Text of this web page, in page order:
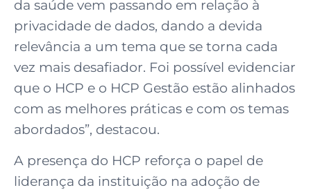
da saúde vem passando em relação à
privacidade de dados, dando a devida
relevância a um tema que se torna cada
vez mais desafiador. Foi possível evidenciar
que o HCP e o HCP Gestão estão alinhados
com as melhores práticas e com os temas
abordados”, destacou.
A presença do HCP reforça o papel de
liderança da instituição na adoção de